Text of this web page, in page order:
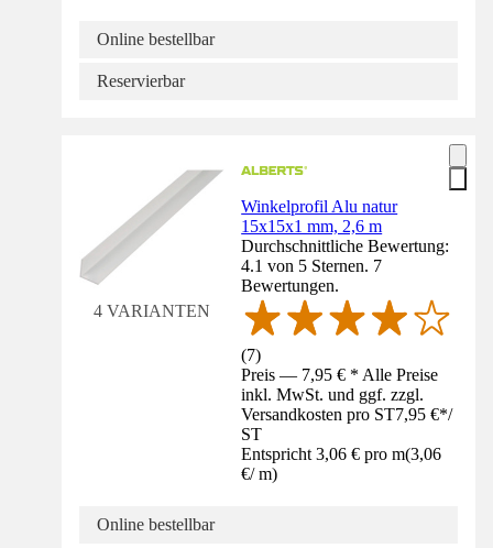
Online bestellbar
Reservierbar
4 VARIANTEN
Winkelprofil Alu natur
15x15x1 mm, 2,6 m
Durchschnittliche Bewertung:
4.1 von 5 Sternen. 7
Bewertungen.
(7)
Preis — 7,95 € * Alle Preise
inkl. MwSt. und ggf. zzgl.
Versandkosten pro ST7,95 €*/
ST
Entspricht 3,06 € pro m(3,06
€/ m)
Online bestellbar